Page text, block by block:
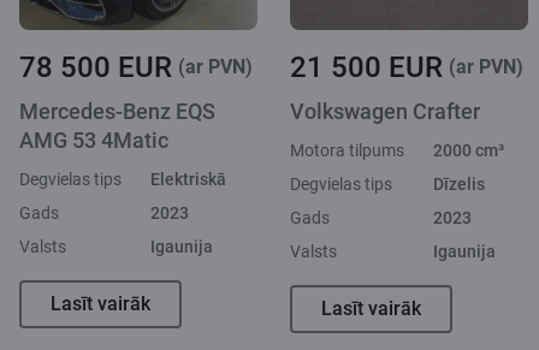
78 500 EUR (ar PVN)
Mercedes-Benz EQS
AMG 53 4Matic
Degvielas tips
Elektriskā
Gads
2023
Valsts
Igaunija
Lasīt vairāk
21 500 EUR (ar PVN)
Volkswagen Crafter
Motora tilpums
2000 cm³
Degvielas tips
Dīzelis
Gads
2023
Valsts
Igaunija
Lasīt vairāk